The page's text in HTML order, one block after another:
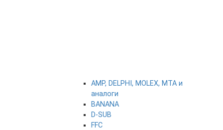
AMP, DELPHI, MOLEX, MTA и
аналоги
BANANA
D-SUB
FFC